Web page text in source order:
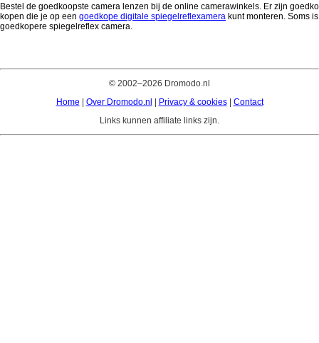
Bestel de goedkoopste camera lenzen bij de online camerawinkels. Er zijn
kopen die je op een goedkope digitale spiegelreflexamera kunt monteren. Soms
goedkopere spiegelreflex camera.
© 2002–2026 Dromodo.nl
Home
Over Dromodo.nl Privacy & cookies| Contact
Links kunnen affiliate links zijn.